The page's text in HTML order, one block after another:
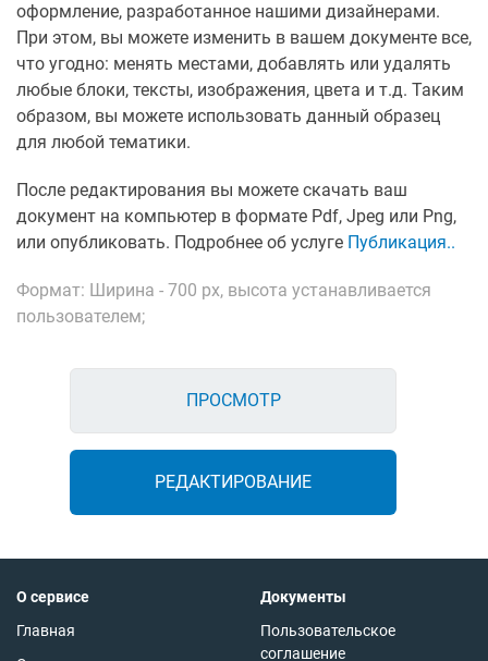
оформление, разработанное нашими дизайнерами.
При этом, вы можете изменить в вашем документе все,
что угодно: менять местами, добавлять или удалять
любые блоки, тексты, изображения, цвета и т.д. Таким
образом, вы можете использовать данный образец
для любой тематики.
После редактирования вы можете скачать ваш
документ на компьютер в формате Pdf, Jpeg или Png,
или опубликовать. Подробнее об услуге Публикация..
Формат: Ширина - 700 px, высота устанавливается
пользователем;
ПРОСМОТР
РЕДАКТИРОВАНИЕ
О сервисе
Главная
Документы
Пользовательское
соглашение